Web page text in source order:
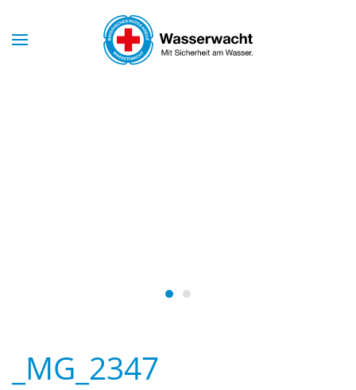
Skip to main content
Wasserwacht Bayern
_MG_2347